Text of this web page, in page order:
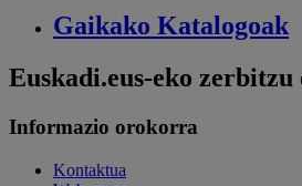
Gaikako Katalogoak
Euskadi.eus-eko
Informazio orokorra
Kontaktua